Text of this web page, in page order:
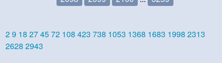
29 18 274572 108 423 738 1053 1368 1683 1998 2313
2628 2943